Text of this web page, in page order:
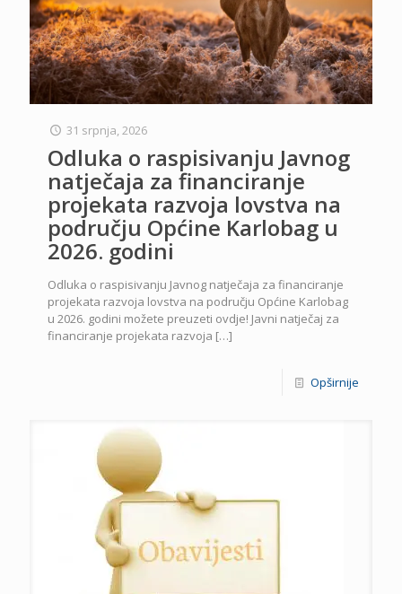
31 srpnja, 2026
Odluka o raspisivanju Javnog
natječaja za financiranje
projekata razvoja lovstva na
području Općine Karlobag u
2026. godini
Odluka o raspisivanju Javnog natječaja za financiranje
projekata razvoja lovstva na području Općine Karlobag
u 2026. godini možete preuzeti ovdje! Javni natječaj za
financiranje projekata razvoja […]
Opširnije